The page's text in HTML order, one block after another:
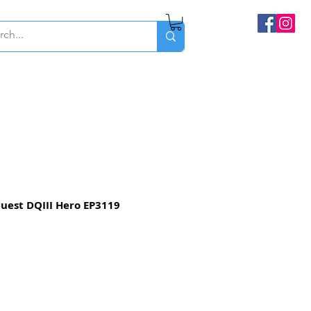
DQIII Hero EP3119